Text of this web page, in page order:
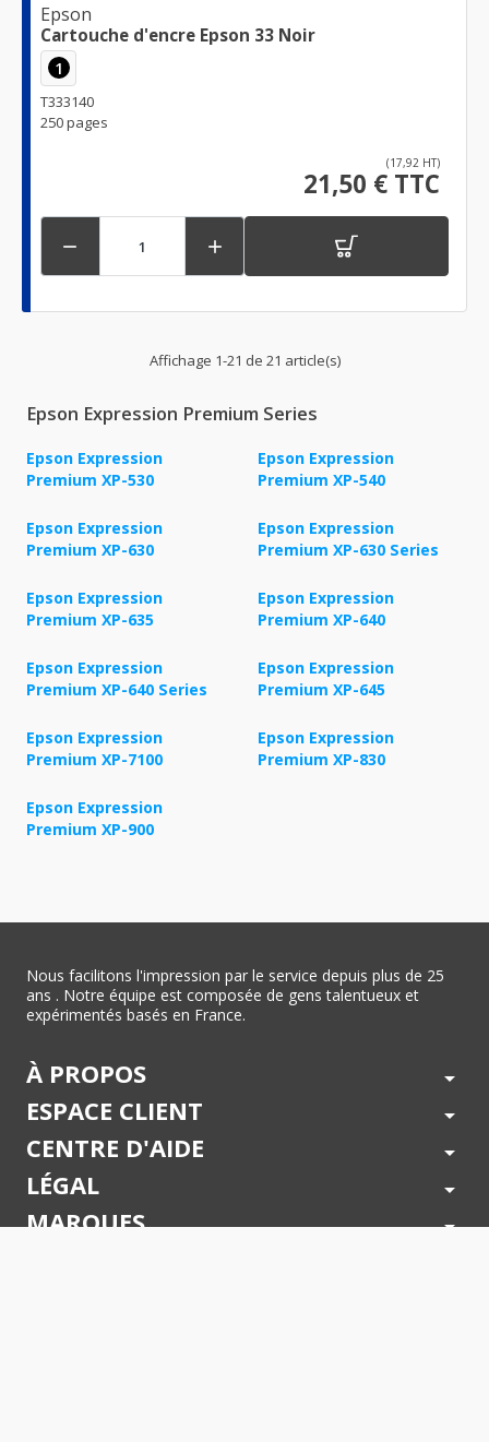
Epson
Cartouche d'encre Epson 33 Noir
1
T333140
250 pages
(17,92 HT)
21,50 € TTC
 
Affichage 1-21 de 21 article(s)
Epson Expression Premium Series
Epson Expression
Premium XP-530
Epson Expression
Premium XP-540
Epson Expression
Premium XP-630
Epson Expression
Premium XP-630 Series
Epson Expression
Premium XP-635
Epson Expression
Premium XP-640
Epson Expression
Premium XP-640 Series
Epson Expression
Premium XP-645
Epson Expression
Premium XP-7100
Epson Expression
Premium XP-830
Epson Expression
Premium XP-900
Nous facilitons l'impression par le service depuis plus de 25
ans . Notre équipe est composée de gens talentueux et
expérimentés basés en France.
À PROPOS arrow_drop_down
ESPACE CLIENT arrow_drop_down
CENTRE D'AIDE arrow_drop_down
LÉGAL arrow_drop_down
MARQUES arrow_drop_down